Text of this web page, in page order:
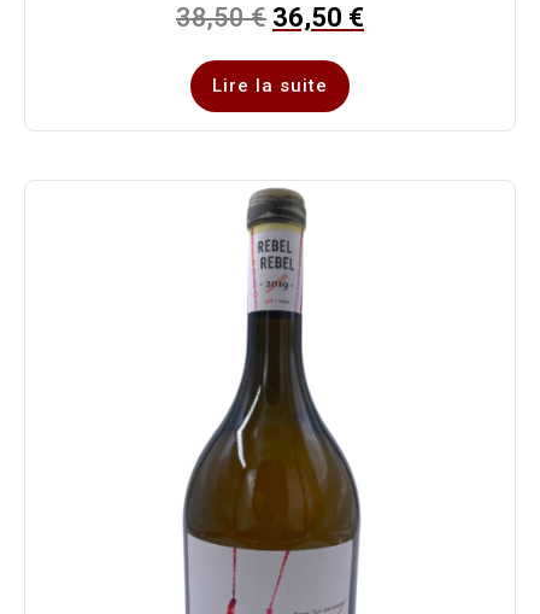
38,50€ 36,50 €
Lire la suite